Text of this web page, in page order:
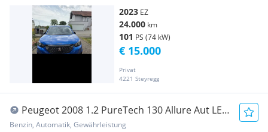
2023 EZ
24.000 km
101 PS (74 kW)
Privat
4221 Steyregg
€ 15.000
Peugeot 2008 1.2 PureTech 130 Allure Aut LED
SITZHZG TEM
Benzin, Automatik, Gewährleistung